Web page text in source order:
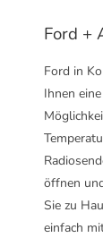
Ford +
Ford in
Ihnen
öffnen
Sie zu
einfach